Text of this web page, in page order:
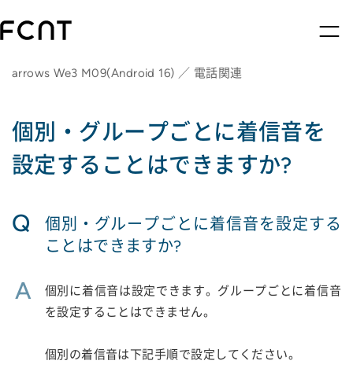
arrows We3 M09(Android 16) ／ 電話関連
個別・グループごとに着信音を
設定することはできますか?
Q
個別・グループごとに着信音を設定する
ことはできますか?
A
個別に着信音は設定できます。グループごとに着信音
を設定することはできません。
個別の着信音は下記手順で設定してください。